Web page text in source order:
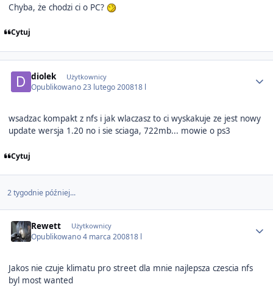
Chyba, że chodzi ci o PC?
Cytuj
diolek Użytkownicy
Opublikowano23 lutego 200818 l
wsadzac kompakt z nfs i jak wlaczasz to ci wyskakuje ze jest nowy
update wersja 1.20 no i sie sciaga, 722mb... mowie o ps3
Cytuj
2 tygodnie później...
Rewett Użytkownicy
Opublikowano4 marca 200818 l
Jakos nie czuje klimatu pro street dla mnie najlepsza czescia nfs
byl most wanted